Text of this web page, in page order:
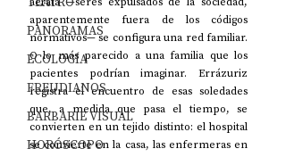
PANORAMAS
ECOLOGÍA
FREUDIANOS
BARBARIE VISUAL
HORÓSCOPO
aparentemente fuera de los códigos
normativos— se configura una red familiar.
O lo más parecido a una familia que los
pacientes podrían imaginar. Errázuriz
registra el encuentro de esas soledades
que, a medida que pasa el tiempo, se
convierten en un tejido distinto: el hospital
se convierte en la casa, las enfermeras en